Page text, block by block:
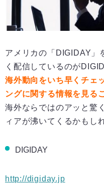
アメリカの「DIGIDAY」
く配信しているのが
海外動向をいち早くチェ
ングに関する情報を見る
海外ならではのアッと驚
ィアが沸いてくるかもし
DIGIDAY
http://digiday.jp